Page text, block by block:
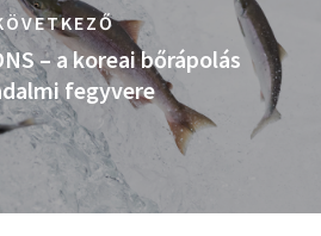
– a koreai bőrápolás
fegyvere